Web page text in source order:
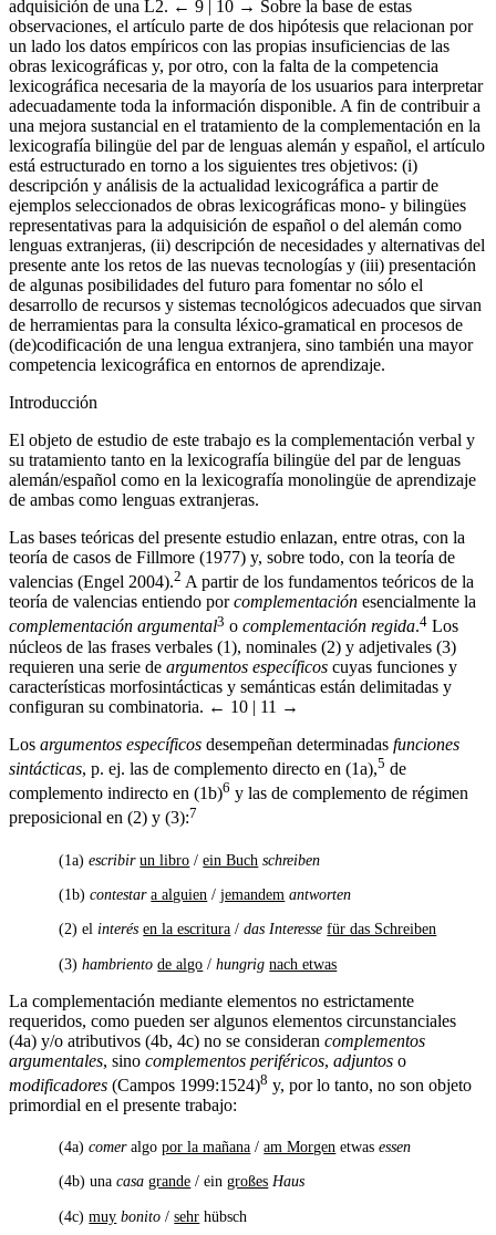
adquisición de una L2. ← 9 | 10 → Sobre la base de estas
observaciones, el artículo parte de dos hipótesis que relacionan por
un lado los datos empíricos con las propias insuficiencias de las
obras lexicográficas y, por otro, con la falta de la competencia
lexicográfica necesaria de la mayoría de los usuarios para interpretar
adecuadamente toda la información disponible. A fin de contribuir a
una mejora sustancial en el tratamiento de la complementación en la
lexicografía bilingüe del par de lenguas alemán y español, el artículo
está estructurado en torno a los siguientes tres objetivos: (i)
descripción y análisis de la actualidad lexicográfica a partir de
ejemplos seleccionados de obras lexicográficas mono- y bilingües
representativas para la adquisición de español o del alemán como
lenguas extranjeras, (ii) descripción de necesidades y alternativas del
presente ante los retos de las nuevas tecnologías y (iii) presentación
de algunas posibilidades del futuro para fomentar no sólo el
desarrollo de recursos y sistemas tecnológicos adecuados que sirvan
de herramientas para la consulta léxico-gramatical en procesos de
(de)codificación de una lengua extranjera, sino también una mayor
competencia lexicográfica en entornos de aprendizaje.
Introducción
El objeto de estudio de este trabajo es la complementación verbal y
su tratamiento tanto en la lexicografía bilingüe del par de lenguas
alemán/español como en la lexicografía monolingüe de aprendizaje
de ambas como lenguas extranjeras.
Las bases teóricas del presente estudio enlazan, entre otras, con la
teoría de casos de Fillmore (1977) y, sobre todo, con la teoría de
valencias (Engel 2004).2 A partir de los fundamentos teóricos de la
teoría de valencias entiendo porcomplementación esencialmente la
complementación argumental3 o complementación regida.4 Los
núcleos de las frases verbales (1), nominales (2) y adjetivales (3)
requieren una serie de argumentos específicos cuyas funciones y
características morfosintácticas y semánticas están delimitadas y
configuran su combinatoria. ← 10 | 11 →
Los argumentos específicos desempeñan determinadas funciones
sintácticas, p. ej. las de complemento directo en (1a),5 de
complemento indirecto en (1b)6 y las de complemento de régimen
preposicional en (2) y (3):7
(1a) escribir un libro /ein Buch schreiben
(1b) contestar a alguien /jemandem antworten
(2) elinterés en la escritura /das Interesse für das Schreiben
(3) hambriento de algo /hungrig nach etwas
La complementación mediante elementos no estrictamente
requeridos, como pueden ser algunos elementos circunstanciales
(4a) y/o atributivos (4b, 4c) no se consideran complementos
argumentales, sino complementos periféricos, adjuntos o
modificadores (Campos 1999:1524)8 y, por lo tanto, no son objeto
primordial en el presente trabajo:
(4a) comeralgopor la mañana /am Morgen etwasessen
(4b) unacasa grande / eingroßes Haus
(4c) muy bonito /sehr hübsch